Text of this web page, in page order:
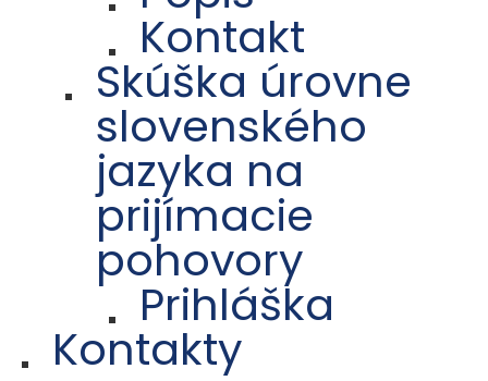
Kontakt
Skúška úrovne
slovenského
jazyka na
prijímacie
pohovory
Prihláška
Kontakty